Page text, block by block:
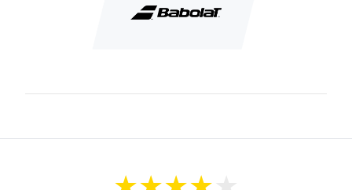
mahdollistaa nopeat muutokset.